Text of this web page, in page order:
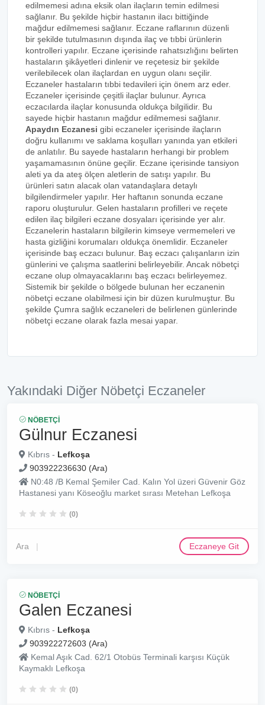
edilmemesi adına eksik olan ilaçların temin edilmesi
sağlanır. Bu şekilde hiçbir hastanın ilacı bittiğinde
mağdur edilmemesi sağlanır. Eczane raflarının düzenli
bir şekilde tutulmasının dışında ilaç ve tıbbi ürünlerin
kontrolleri yapılır. Eczane içerisinde rahatsızlığını belirten
hastaların şikâyetleri dinlenir ve reçetesiz bir şekilde
verilebilecek olan ilaçlardan en uygun olanı seçilir.
Eczaneler hastaların tıbbi tedavileri için önem arz eder.
Eczaneler içerisinde çeşitli ilaçlar bulunur. Ayrıca
eczacılarda ilaçlar konusunda oldukça bilgilidir. Bu
sayede hiçbir hastanın mağdur edilmemesi sağlanır.
Apaydın Eczanesi gibi eczaneler içerisinde ilaçların
doğru kullanımı ve saklama koşulları yanında yan etkileri
de anlatılır. Bu sayede hastaların herhangi bir problem
yaşamamasının önüne geçilir. Eczane içerisinde tansiyon
aleti ya da ateş ölçen aletlerin de satışı yapılır. Bu
ürünleri satın alacak olan vatandaşlara detaylı
bilgilendirmeler yapılır. Her haftanın sonunda eczane
raporu oluşturulur. Gelen hastaların profilleri ve reçete
edilen ilaç bilgileri eczane dosyaları içerisinde yer alır.
Eczanelerin hastaların bilgilerin kimseye vermemeleri ve
hasta gizliğini korumaları oldukça önemlidir. Eczaneler
içerisinde baş eczacı bulunur. Baş eczacı çalışanların izin
günlerini ve çalışma saatlerini belirleyebilir. Ancak nöbetçi
eczane olup olmayacaklarını baş eczacı belirleyemez.
Sistemik bir şekilde o bölgede bulunan her eczanenin
nöbetçi eczane olabilmesi için bir düzen kurulmuştur. Bu
şekilde Çumra sağlık eczaneleri de belirlenen günlerinde
nöbetçi eczane olarak fazla mesai yapar.
Yakındaki Diğer Nöbetçi Eczaneler
NÖBETÇI
Gülnur Eczanesi
Kıbrıs - Lefkoşa
903922236630 (Ara)
N0:48 /B Kemal Şemiler Cad. Kalın Yol üzeri Güvenir Göz
Hastanesi yanı Köseoğlu market sırası Metehan Lefkoşa
(0)
Ara Eczaneye Git
NÖBETÇI
Galen Eczanesi
Kıbrıs - Lefkoşa
903922272603 (Ara)
Kemal Aşık Cad. 62/1 Otobüs Terminali karşısı Küçük
Kaymaklı Lefkoşa
(0)